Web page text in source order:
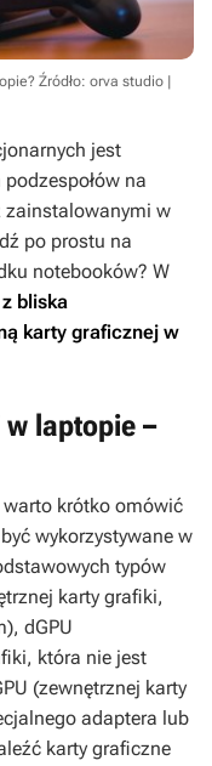
Źródło: orva studio |
jest
na
zainstalowanymi w
po prostu na
notebooków? W
bliska
karty graficznej w
laptopie –
krótko omówić
wykorzystywane w
typów
karty grafiki,
dGPU
która nie jest
(zewnętrznej karty
adaptera lub
karty graficzne